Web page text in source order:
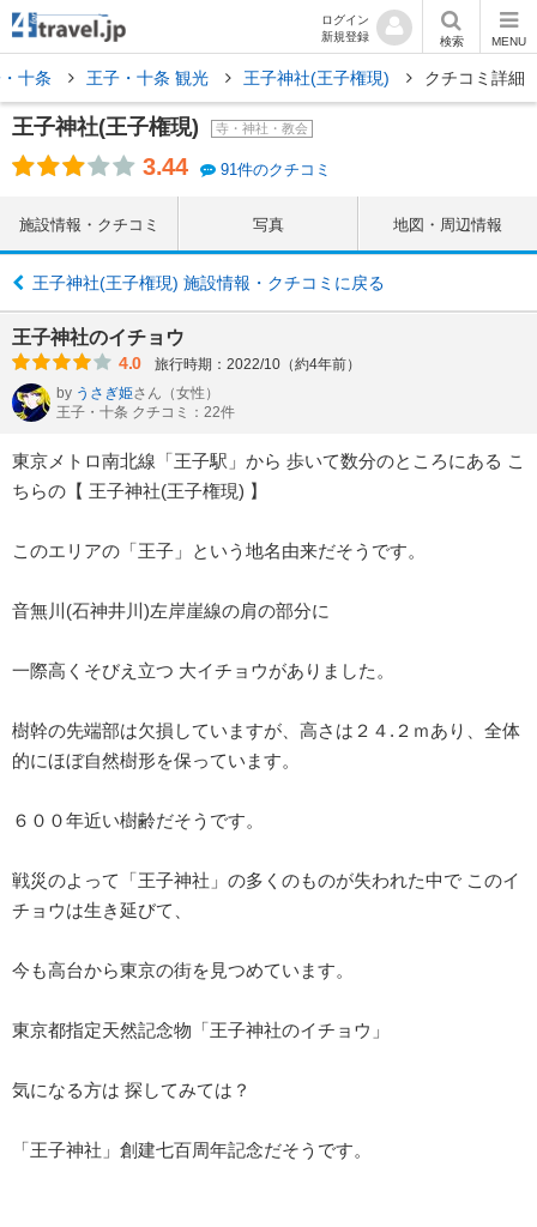
ログイン
新規登録
検索 MENU
十条 王子・十条 観光 王子神社(王子権現) クチコミ詳細
王子神社(王子権現) 寺・神社・教会
3.44 91件のクチコミ
施設情報・クチコミ 写真 地図・周辺情報
王子神社(王子権現) 施設情報・クチコミに戻る
王子神社のイチョウ
4.0
旅行時期：2022/10（約4年前）
by うさぎ姫さん （女性）
王子・十条 クチコミ：22件
東京メトロ南北線「王子駅」から 歩いて数分のところにある こ
ちらの【 王子神社(王子権現) 】
このエリアの「王子」という地名由来だそうです。
音無川(石神井川)左岸崖線の肩の部分に
一際高くそびえ立つ 大イチョウがありました。
樹幹の先端部は欠損していますが、高さは２４.２ｍあり、全体
的にほぼ自然樹形を保っています。
６００年近い樹齢だそうです。
戦災のよって「王子神社」の多くのものが失われた中で このイ
チョウは生き延びて、
今も高台から東京の街を見つめています。
東京都指定天然記念物「王子神社のイチョウ」
気になる方は 探してみては？
「王子神社」創建七百周年記念だそうです。